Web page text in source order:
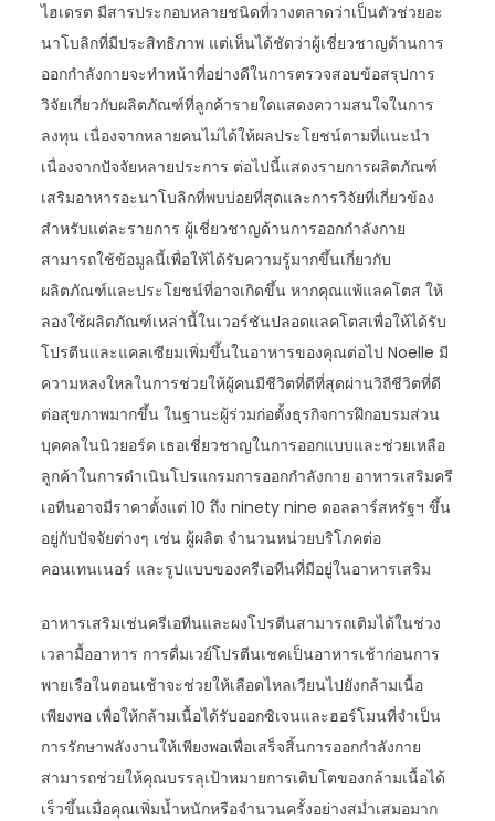
ไฮเดรต มีสารประกอบหลายชนิดที่วางตลาดว่าเป็นตัวช่วยอะ
นาโบลิกที่มีประสิทธิภาพ แต่เห็นได้ชัดว่าผู้เชี่ยวชาญด้านการ
ออกกำลังกายจะทำหน้าที่อย่างดีในการตรวจสอบข้อสรุปการ
วิจัยเกี่ยวกับผลิตภัณฑ์ที่ลูกค้ารายใดแสดงความสนใจในการ
ลงทุน เนื่องจากหลายคนไม่ได้ให้ผลประโยชน์ตามที่แนะนำ
เนื่องจากปัจจัยหลายประการ ต่อไปนี้แสดงรายการผลิตภัณฑ์
เสริมอาหารอะนาโบลิกที่พบบ่อยที่สุดและการวิจัยที่เกี่ยวข้อง
สำหรับแต่ละรายการ ผู้เชี่ยวชาญด้านการออกกำลังกาย
สามารถใช้ข้อมูลนี้เพื่อให้ได้รับความรู้มากขึ้นเกี่ยวกับ
ผลิตภัณฑ์และประโยชน์ที่อาจเกิดขึ้น หากคุณแพ้แลคโตส ให้
ลองใช้ผลิตภัณฑ์เหล่านี้ในเวอร์ชันปลอดแลคโตสเพื่อให้ได้รับ
โปรตีนและแคลเซียมเพิ่มขึ้นในอาหารของคุณต่อไป Noelle มี
ความหลงใหลในการช่วยให้ผู้คนมีชีวิตที่ดีที่สุดผ่านวิถีชีวิตที่ดี
ต่อสุขภาพมากขึ้น ในฐานะผู้ร่วมก่อตั้งธุรกิจการฝึกอบรมส่วน
บุคคลในนิวยอร์ค เธอเชี่ยวชาญในการออกแบบและช่วยเหลือ
ลูกค้าในการดำเนินโปรแกรมการออกกำลังกาย อาหารเสริมครี
เอทีนอาจมีราคาตั้งแต่ 10 ถึง ninety nine ดอลลาร์สหรัฐฯ ขึ้น
อยู่กับปัจจัยต่างๆ เช่น ผู้ผลิต จำนวนหน่วยบริโภคต่อ
คอนเทนเนอร์ และรูปแบบของครีเอทีนที่มีอยู่ในอาหารเสริม
อาหารเสริมเช่นครีเอทีนและผงโปรตีนสามารถเติมได้ในช่วง
เวลามื้ออาหาร การดื่มเวย์โปรตีนเชคเป็นอาหารเช้าก่อนการ
พายเรือในตอนเช้าจะช่วยให้เลือดไหลเวียนไปยังกล้ามเนื้อ
เพียงพอ เพื่อให้กล้ามเนื้อได้รับออกซิเจนและฮอร์โมนที่จำเป็น
การรักษาพลังงานให้เพียงพอเพื่อเสร็จสิ้นการออกกำลังกาย
สามารถช่วยให้คุณบรรลุเป้าหมายการเติบโตของกล้ามเนื้อได้
เร็วขึ้นเมื่อคุณเพิ่มน้ำหนักหรือจำนวนครั้งอย่างสม่ำเสมอมาก